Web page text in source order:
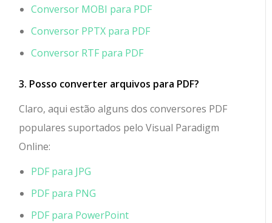
Conversor MOBI para PDF
Conversor PPTX para PDF
Conversor RTF para PDF
3. Posso converter arquivos para PDF?
Claro, aqui estão alguns dos conversores PDF
populares suportados pelo Visual Paradigm
Online:
PDF para JPG
PDF para PNG
PDF para PowerPoint